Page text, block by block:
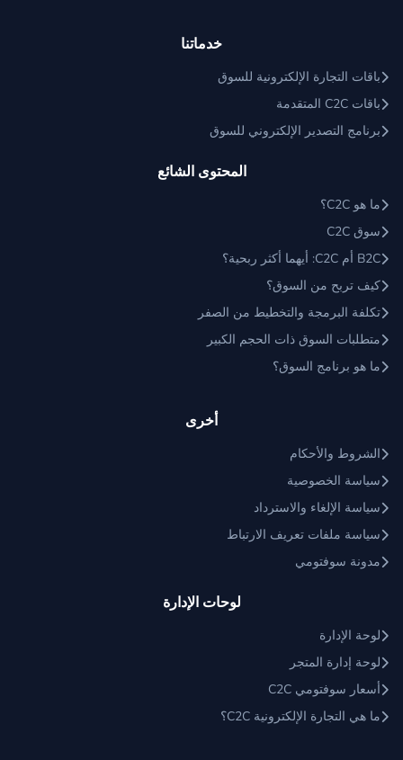
خدماتنا
باقات التجارة الإلكترونية للسوق
باقات C2C المتقدمة
برنامج التصدير الإلكتروني للسوق
المحتوى الشائع
ما هو C2C؟
سوق C2C
B2C أم C2C: أيهما أكثر ربحية؟
كيف تربح من السوق؟
تكلفة البرمجة والتخطيط من الصفر
متطلبات السوق ذات الحجم الكبير
ما هو برنامج السوق؟
أخرى
الشروط والأحكام
سياسة الخصوصية
سياسة الإلغاء والاسترداد
سياسة ملفات تعريف الارتباط
مدونة سوفتومي
لوحات الإدارة
لوحة الإدارة
لوحة إدارة المتجر
أسعار سوفتومي C2C
ما هي التجارة الإلكترونية C2C؟